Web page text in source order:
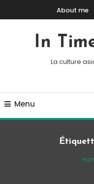
Skip To ContentAbout me
In
La culture
Menu